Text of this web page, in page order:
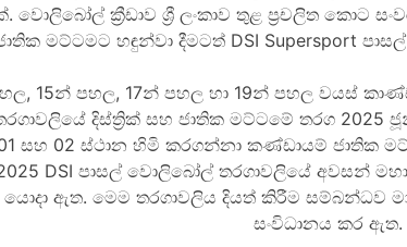
වොලිබෝල් ක්‍රීඩාව ශ්‍රී ලංකාව තුළ ප්‍රචලිත
මට්ටමට හඳුන්වා දීමටත් DSI Supersport
15න් පහල, 17න් පහල හා 19න් පහල වයස්
දිස්ත්‍රික් සහ ජාතික මට්ටමේ තරග 2025 ජූනි
සහ 02 ස්ථාන හිමි කරගන්නා කණ්ඩායම් ජාතික
2025 DSI පාසල් වොලිබෝල් තරගාවලියේ අවසන්
යොදා ඇත. මෙම තරගාවලිය දියත් කිරීම
සංවිධානය කර ඇත.